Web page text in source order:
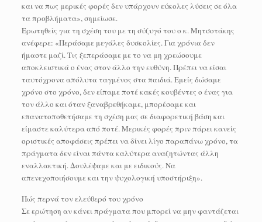
και να πως μερικές φορές δεν υπάρχουν εύκολες λύσεις σε όλα
τα προβλήματα», σημείωσε.
Ερωτηθείς για τη σχέση του με τη σύζυγό του ο κ. Μητσοτάκης
ανέφερε: «Περάσαμε μεγάλες δυσκολίες. Για χρόνια δεν
ήμαστε μαζί. Τις ξεπεράσαμε με το να μη χρεώσουμε
αποκλειστικά ο ένας στον άλλο την ευθύνη. Πρέπει να είσαι
ταυτόχρονα απόλυτα ταγμένος στα παιδιά. Εμείς δώσαμε
χρόνο στο χρόνο, δεν είπαμε ποτέ κακές κουβέντες ο ένας για
τον άλλο και όταν ξαναβρεθήκαμε, μπορέσαμε και
επανατοποθετήσαμε τη σχέση μας σε διαφορετική βάση και
είμαστε καλύτερα από ποτέ. Μερικές φορές πριν πάρει κανείς
οριστικές αποφάσεις πρέπει να δίνει λίγο παραπάνω χρόνο, τα
πράγματα δεν είναι πάντα καλύτερα αναζητώντας άλλη
εναλλακτική. Δουλέψαμε και με ειδικούς. Να
απενεχοποιήσουμε και την ψυχολογική υποστήριξη».
Πώς περνά τον ελεύθερό του χρόνο
Σε ερώτηση αν κάνει πράγματα που μπορεί να μην φαντάζεται